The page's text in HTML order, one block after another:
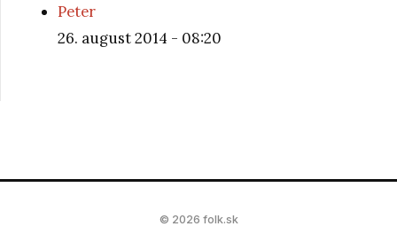
Peter
26. august 2014 - 08:20
© 2026 folk.sk